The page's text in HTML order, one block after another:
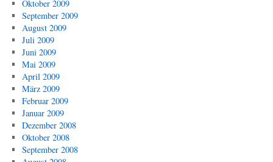
Oktober 2009
September 2009
August 2009
Juli 2009
Juni 2009
Mai 2009
April 2009
März 2009
Februar 2009
Januar 2009
Dezember 2008
Oktober 2008
September 2008